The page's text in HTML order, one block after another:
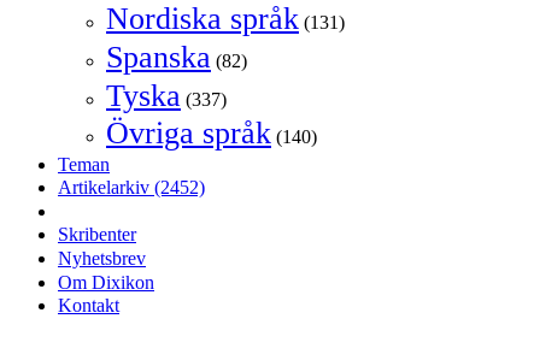
Nordiska språk (131)
Spanska (82)
Tyska (337)
Övriga språk (140)
Teman
Artikelarkiv (2452)
Skribenter
Nyhetsbrev
Om Dixikon
Kontakt